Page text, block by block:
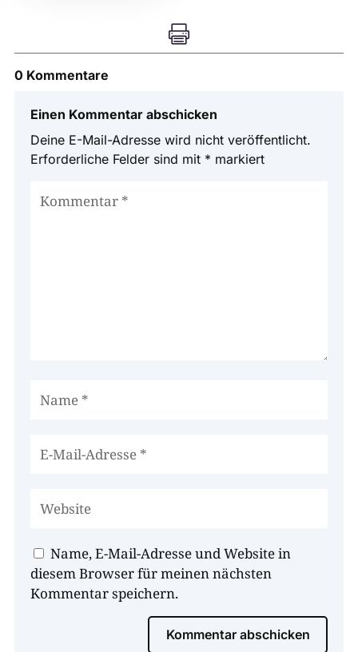

0 Kommentare
Einen Kommentar abschicken
Deine E-Mail-Adresse wird nicht veröffentlicht.
Erforderliche Felder sind mit * markiert
Name, E-Mail-Adresse und Website in
diesem Browser für meinen nächsten
Kommentar speichern.
Kommentar abschicken